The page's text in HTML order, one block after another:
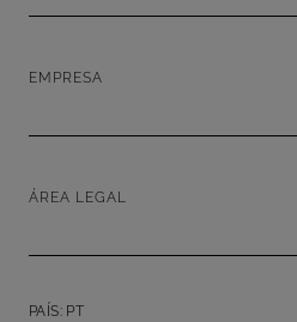
EMPRESA
ÁREA LEGAL
PAÍS: PT